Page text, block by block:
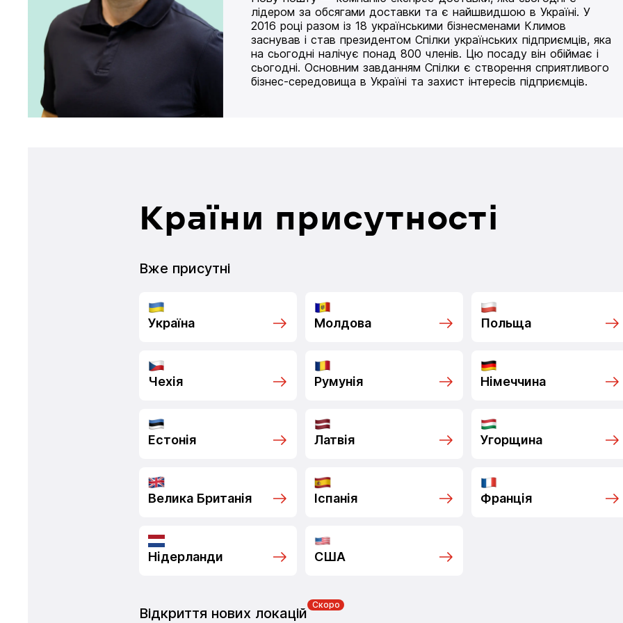
лідером за обсягами доставки та є найшвидшою в Україні. У
2016 році разом із 18 українськими бізнесменами Климов
заснував і став президентом Спілки українських підприємців, яка
на сьогодні налічує понад 800 членів. Цю посаду він обіймає і
сьогодні. Основним завданням Спілки є створення сприятливого
бізнес-середовища в Україні та захист інтересів підприємців.
Країни присутності
Вже присутні
Україна Молдова Польща
Чехія Румунія Німеччина
Естонія Латвія Угорщина
Велика Британія Іспанія Франція
Нідерланди США
Відкриття нових локацій
Скоро